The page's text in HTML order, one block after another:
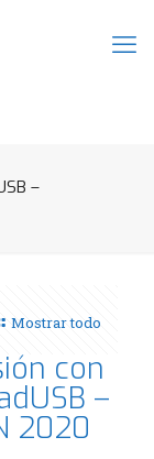
–
Mostrar todo
con
–
2020